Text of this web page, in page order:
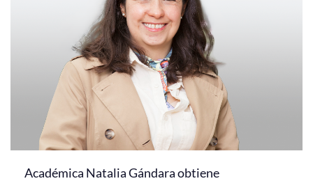
Académica Natalia Gándara obtiene